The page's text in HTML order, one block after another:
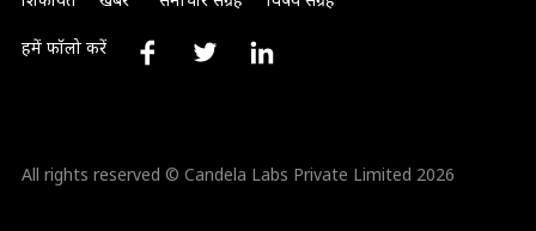
हमें फॉलो करें
All rights reserved © Candela Labs Private Limited 2026